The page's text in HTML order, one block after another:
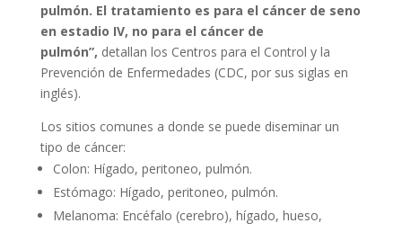
pulmón. El tratamiento es para el cáncer de seno
en estadio IV, no para el cáncer de
pulmón”, detallan los Centros para el Control y la
Prevención de Enfermedades (CDC, por sus siglas en
inglés).
Los sitios comunes a donde se puede diseminar un
tipo de cáncer:
Colon: Hígado, peritoneo, pulmón.
Estómago: Hígado, peritoneo, pulmón.
Melanoma: Encéfalo (cerebro), hígado, hueso,